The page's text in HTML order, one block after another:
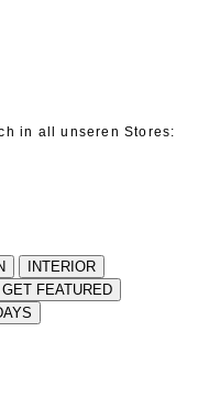
in all unseren Stores:
INTERIOR
GET FEATURED